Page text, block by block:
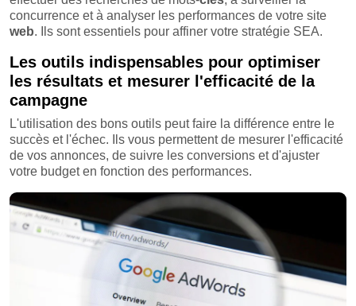
concurrence et à analyser les performances de votre site
web. Ils sont essentiels pour affiner votre stratégie SEA.
Les outils indispensables pour optimiser
les résultats et mesurer l'efficacité de la
campagne
L'utilisation des bons outils peut faire la différence entre le
succès et l'échec. Ils vous permettent de mesurer l'efficacité
de vos annonces, de suivre les conversions et d'ajuster
votre budget en fonction des performances.